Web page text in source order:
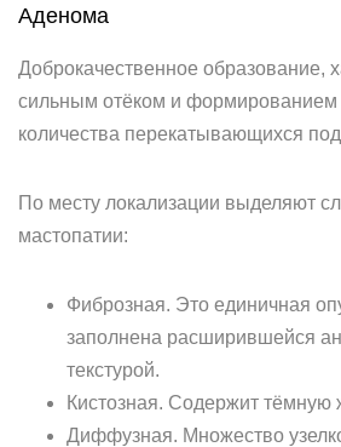
Аденома
Доброкачественное образование,
сильным отёком и формированием
количества перекатывающихся
По месту локализации выделяют
мастопатии:
Фиброзная. Это единичная
заполнена расширившейся
текстурой.
Кистозная. Содержит тёмную
Диффузная. Множество